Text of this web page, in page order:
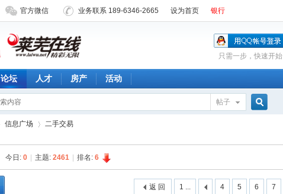
官方微信 业务联系 189-6346-2665 设为首页 银行
只需一步，快速开始
论坛 人才 房产 活动
帖子
索
信息广场 二手交易
今日: 0 主题: 2461 排名: 6
1 ... 4 5 6 7
返 回